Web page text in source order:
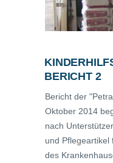
BERICHT 2
Bericht der
Oktober 2014
nach
und Pflegeartikel
des